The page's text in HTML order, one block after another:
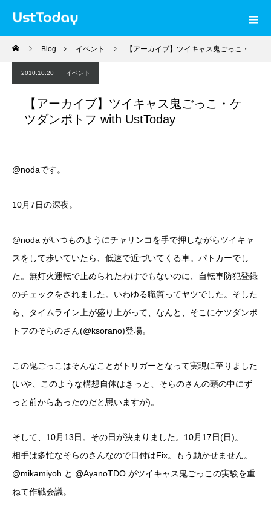
Blog イベント 【アーカイブ】ツイキャス鬼ごっこ・ケツダンポトフ with UstToday
2010.10.20 イベント
【アーカイブ】ツイキャス鬼ごっこ・ケ
ツダンポトフ with UstToday
@nodaです。
10月7日の深夜。
@noda がいつものようにチャリンコを手で押しながらツイキャ
スをして歩いていたら、低速で近づいてくる車。パトカーでし
た。無灯火運転で止められたわけでもないのに、自転車防犯登録
のチェックをされました。いわゆる職質ってヤツでした。そした
ら、タイムライン上が盛り上がって、なんと、そこにケツダンポ
トフのそらのさん(@ksorano)登場。
この鬼ごっこはそんなことがトリガーとなって実現に至りました
(いや、このような構想自体はきっと、そらのさんの頭の中にず
っと前からあったのだと思いますが)。
そして、10月13日。その日が決まりました。10月17日(日)。
相手は多忙なそらのさんなので日付はFix。もう動かせません。
@mikamiyoh と @AyanoTDO がツイキャス鬼ごっこの実験を重
ねて作戦会議。